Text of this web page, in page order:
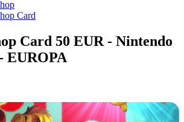
Card
Card 50 EUR - Nintendo
EUROPA